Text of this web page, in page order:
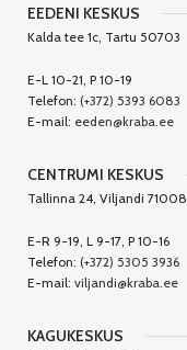
EEDENI KESKUS
Kalda tee 1c, Tartu 50703
E-L 10-21, P 10-19
Telefon: (+372) 5393 6083
E-mail: eeden@kraba.ee
CENTRUMI KESKUS
Tallinna 24, Viljandi 71008
E-R 9-19, L 9-17, P 10-16
Telefon: (+372) 5305 3936
E-mail: viljandi@kraba.ee
KAGUKESKUS